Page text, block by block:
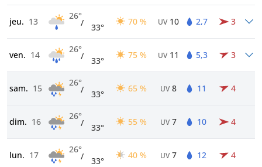
jeu. 13
26°
/ 33°
70 % UV 10 2,7 3
ven. 14
26°
/ 33°
75 % UV 11 5,3 3
sam. 15
26°
/ 33°
65 % UV 8 11 4
dim. 16
26°
/ 33°
55 % UV 7 10 4
lun. 17
26°
/ 33°
40 % UV 7 12 4